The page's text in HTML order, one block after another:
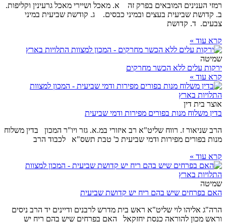
רמזי הענינים המובאים בפרק זה א. מאכל ושיירי מאכל גרעינין וקליפות.
ב. קדושת שביעית בעצים ובמיני כבסים. ג. קודשת שביעית במיני
צבעים. ד. קדושת
קרא עוד »
שמיטה
ירקות עלים ללא הכשר מחרקים
קרא עוד »
אוצר בית דין
בדין משלוח מנות בפורים מפירות ודמי שביעית
הרב שניאור ז. רווח שליט"א רב איזורי במ.א. גזר ויו"ר המכון בדין משלוח
מנות בפורים מפירות ודמי שביעית כ' טבת תשס"א לכבוד הרב
קרא עוד »
שמיטה
האם בפרחים שיש בהם ריח יש קדושת שביעית
הרה"ג אליהו לוי שליט"א ראש בית מדרש לרבנים ודיינים יד הרב ניסים
וראש מכון להוראה כנסת יחזקאל האם בפרחים שיש בהם ריח יש